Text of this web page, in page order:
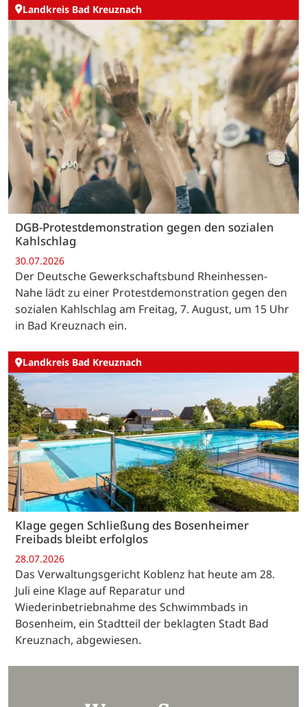
Landkreis Bad Kreuznach
DGB-Protestdemonstration gegen den sozialen
Kahlschlag
30.07.2026
Der Deutsche Gewerkschaftsbund Rheinhessen-
Nahe lädt zu einer Protestdemonstration gegen den
sozialen Kahlschlag am Freitag, 7. August, um 15 Uhr
in Bad Kreuznach ein.
Landkreis Bad Kreuznach
Klage gegen Schließung des Bosenheimer
Freibads bleibt erfolglos
28.07.2026
Das Verwaltungsgericht Koblenz hat heute am 28.
Juli eine Klage auf Reparatur und
Wiederinbetriebnahme des Schwimmbads in
Bosenheim, ein Stadtteil der beklagten Stadt Bad
Kreuznach, abgewiesen.